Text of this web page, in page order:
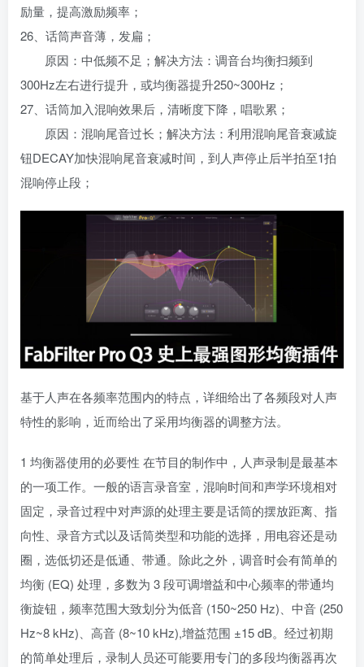
励量，提高激励频率；
26、话筒声音薄，发扁；
原因：中低频不足；解决方法：调音台均衡扫频到
300Hz左右进行提升，或均衡器提升250~300Hz；
27、话筒加入混响效果后，清晰度下降，唱歌累；
原因：混响尾音过长；解决方法：利用混响尾音衰减旋
钮DECAY加快混响尾音衰减时间，到人声停止后半拍至1拍
混响停止段；
基于人声在各频率范围内的特点，详细给出了各频段对人声
特性的影响，近而给出了采用均衡器的调整方法。
1 均衡器使用的必要性 在节目的制作中，人声录制是最基本
的一项工作。一般的语言录音室，混响时间和声学环境相对
固定，录音过程中对声源的处理主要是话筒的摆放距离、指
向性、录音方式以及话筒类型和功能的选择，用电容还是动
圈，选低切还是低通、带通。除此之外，调音时会有简单的
均衡 (EQ) 处理，多数为 3 段可调增益和中心频率的带通均
衡旋钮，频率范围大致划分为低音 (150~250 Hz)、中音 (250
Hz~8 kHz)、高音 (8~10 kHz),增益范围 ±15 dB。经过初期
的简单处理后，录制人员还可能要用专门的多段均衡器再次